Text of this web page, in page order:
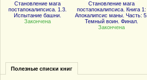
Становление мага
постапокалипсиса. 1.3.
Испытание башни.
Закончена
Становление мага
постапокалипсиса. Книга 1:
Апокалипсис маны. Часть: 5.
Темный воин. Финал.
Закончена
Полезные списки книг